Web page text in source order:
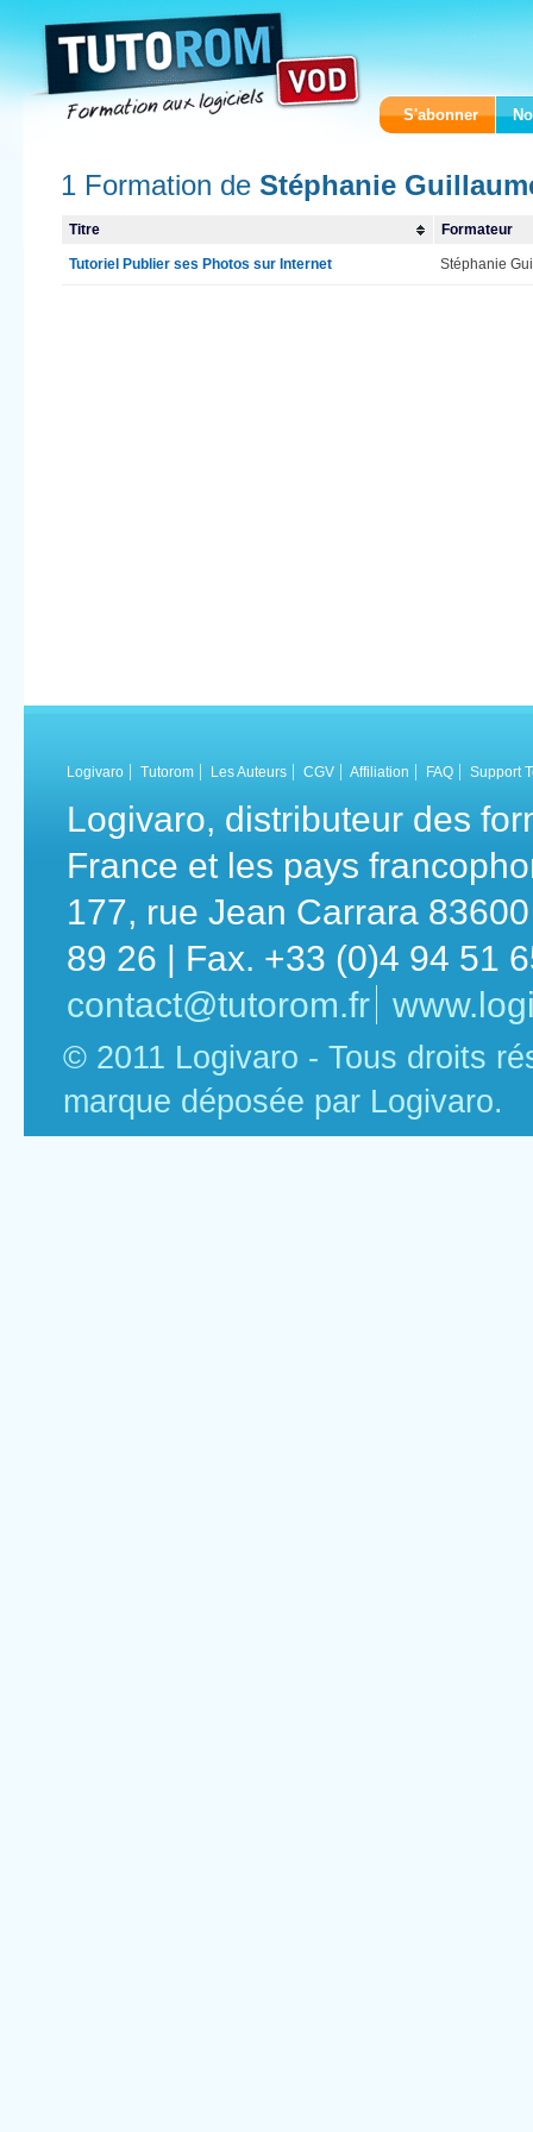
S'abonner
1 Formation de Stéphanie
Titre Formateur
Tutoriel Publier ses Photos sur Internet Stéphanie
Logivaro Tutorom Les Auteurs CGV Affiliation FAQ Support
Logivaro, distributeur des
France et les pays
177, rue Jean Carrara
89 26 | Fax. +33 (0)4 94 51
contact@tutorom.fr
© 2011 Logivaro - Tous droits
marque déposée par Logivaro.